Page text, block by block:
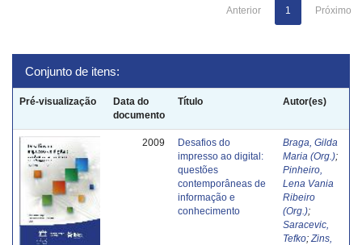
Anterior 1 Próximo
Conjunto de itens:
Pré-visualização
Data do
documento
Título Autor(es)
2009
Desafios do
impresso ao digital:
questões
contemporâneas de
informação e
conhecimento
Braga, Gilda
Maria (Org.);
Pinheiro,
Lena Vania
Ribeiro
(Org.);
Saracevic,
Tefko; Zins,